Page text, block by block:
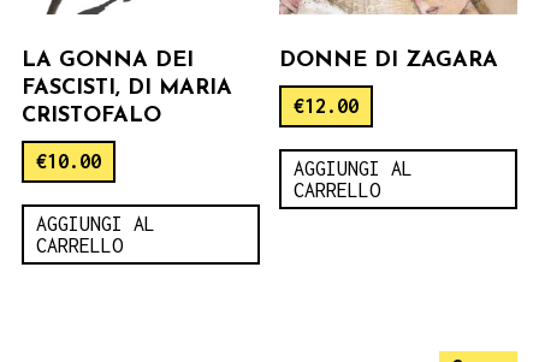
LA GONNA DEI
FASCISTI, DI MARIA
CRISTOFALO
€10.00
AGGIUNGI AL
CARRELLO
DONNE DI ZAGARA
€12.00
AGGIUNGI AL
CARRELLO